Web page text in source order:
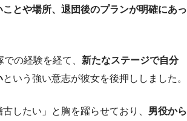
ことや場所、退団後のプランが明確にあっ
の経験を経て、 新たなステージで自分
という強い意志が彼女を後押ししました。
したい」と胸を躍らせており、 男役から